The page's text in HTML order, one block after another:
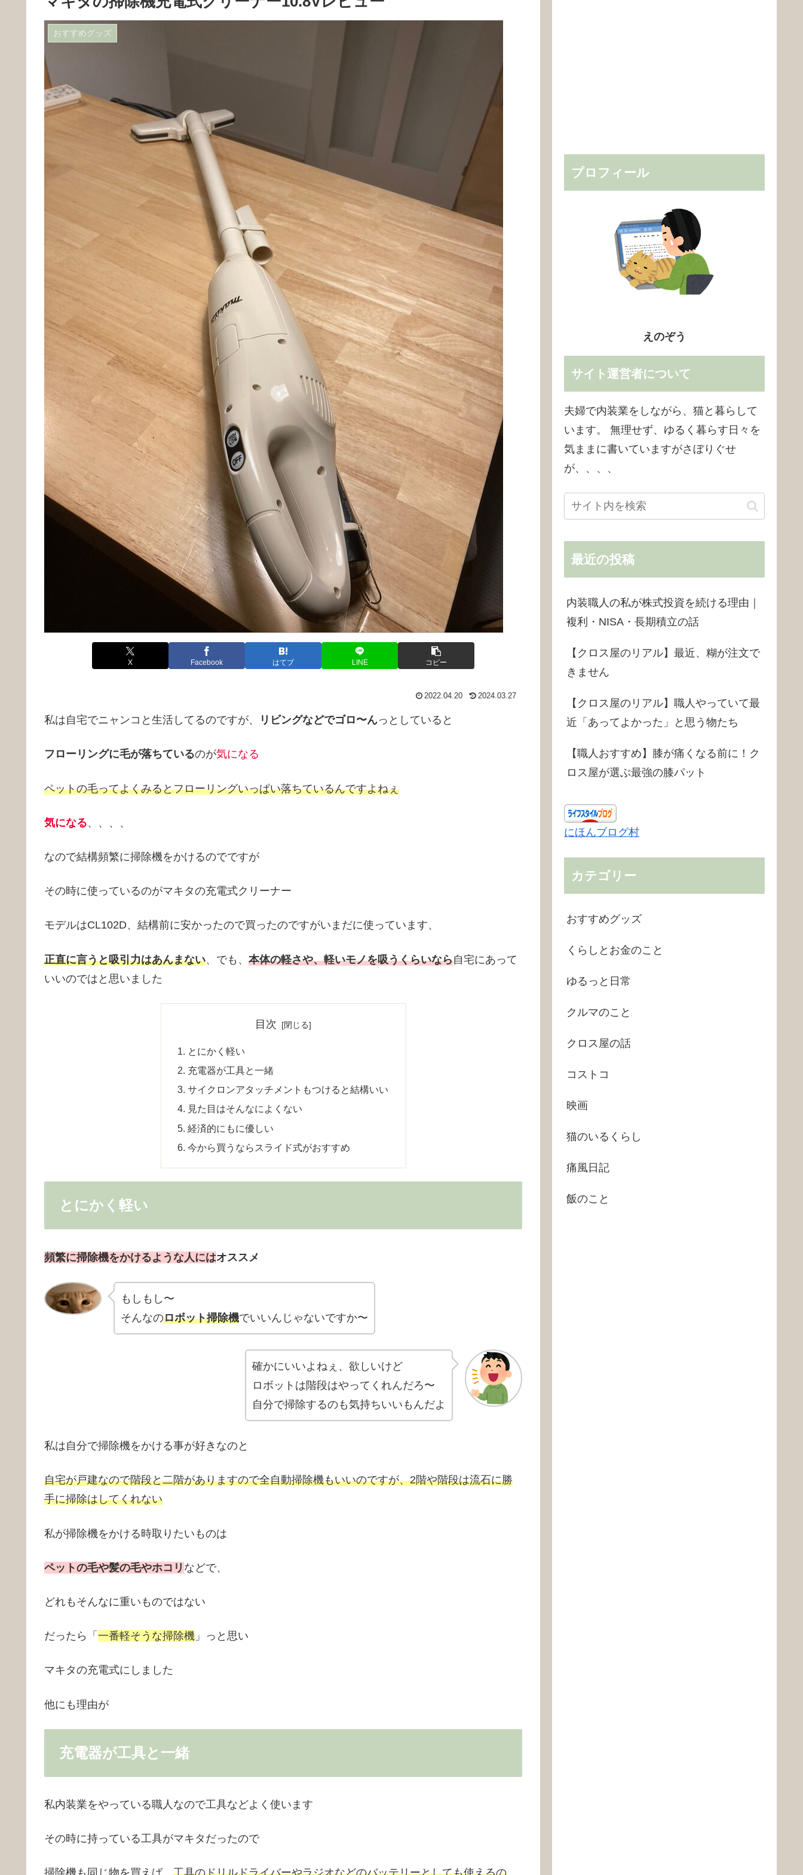
おすすめグッズ
X Facebook はてブ LINE コピー
2022.04.20 2024.03.27
私は自宅でニャンコと生活してるのですが、 リビングなどでゴロ〜んっとしていると
フローリングに毛が落ちているのが気になる
ペットの毛ってよくみるとフローリングいっぱい落ちているんですよねぇ
気になる、、、、
なので結構頻繁に掃除機をかけるのでですが
その時に使っているのがマキタの充電式クリーナー
モデルはCL102D、結構前に安かったので買ったのですがいまだに使っています、
正直に言うと吸引力はあんまない、でも、 本体の軽さや、軽いモノを吸うくらいなら自宅にあって
いいのではと思いました
目次
とにかく軽い
充電器が工具と一緒
サイクロンアタッチメントもつけると結構いい
見た目はそんなによくない
経済的にもに優しい
今から買うならスライド式がおすすめ
とにかく軽い
頻繁に掃除機をかけるような人にはオススメ
もしもし〜
そんなのロボット掃除機でいいんじゃないですか〜
確かにいいよねぇ、欲しいけど
ロボットは階段はやってくれんだろ〜
自分で掃除するのも気持ちいいもんだよ
私は自分で掃除機をかける事が好きなのと
自宅が戸建なので階段と二階がありますので全自動掃除機もいいのですが、2階や階段は流石に勝
手に掃除はしてくれない
私が掃除機をかける時取りたいものは
ペットの毛や髪の毛やホコリ などで、
どれもそんなに重いものではない
だったら「 一番軽そうな掃除機 」っと思い
マキタの充電式にしました
他にも理由が
充電器が工具と一緒
私内装業をやっている職人なので工具などよく使います
その時に持っている工具がマキタだったので
プロフィール
えのぞう
サイト運営者について
夫婦で内装業をしながら、猫と暮らして
います。 無理せず、ゆるく暮らす日々を
気ままに書いていますがさぼりぐせ
が、、、、
最近の投稿
内装職人の私が株式投資を続ける理由｜
複利・NISA・長期積立の話
【クロス屋のリアル】最近、糊が注文で
きません
【クロス屋のリアル】職人やっていて最
近「あってよかった」と思う物たち
【職人おすすめ】膝が痛くなる前に！ク
ロス屋が選ぶ最強の膝パット
にほんブログ村
カテゴリー
おすすめグッズ
くらしとお金のこと
ゆるっと日常
クルマのこと
クロス屋の話
コストコ
映画
猫のいるくらし
痛風日記
飯のこと